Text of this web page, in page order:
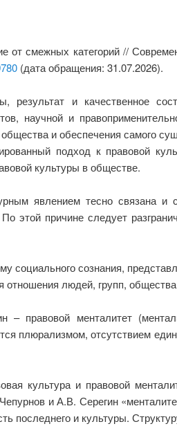
от смежных категорий //
(дата обращения: 31.07.2026).
результат и качественное
научной и
и обеспечения самого
подход к правовой
культуры в обществе.
явлением тесно связана и
этой причине следует
социального сознания,
отношения людей, групп,
– правовой менталитет
плюрализмом, отсутствием
культура и правовой
и А.В. Серегин
последнего и культуры.